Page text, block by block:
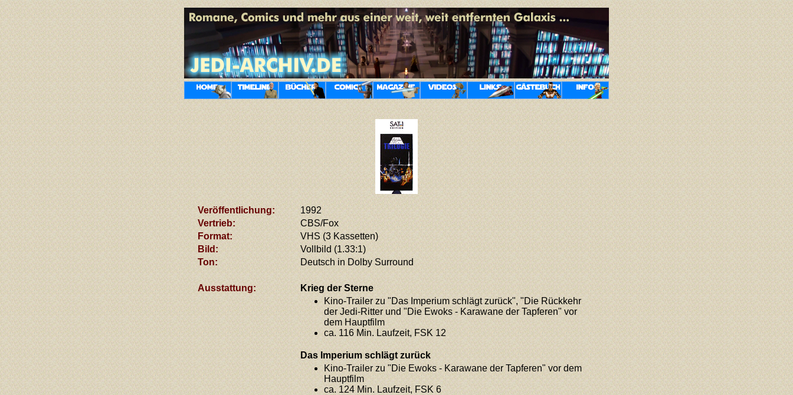
Veröffentlichung:
1992
Vertrieb:
CBS/Fox
Format:
VHS (3 Kassetten)
Bild:
Vollbild (1.33:1)
Ton:
Deutsch in Dolby Surround
Ausstattung:
Krieg der Sterne
Kino-Trailer zu "Das Imperium schlägt zurück", "Die Rückkehr
der Jedi-Ritter und "Die Ewoks - Karawane der Tapferen" vor
dem Hauptfilm
ca. 116 Min. Laufzeit, FSK 12
Das Imperium schlägt zurück
Kino-Trailer zu "Die Ewoks - Karawane der Tapferen" vor dem
Hauptfilm
ca. 124 Min. Laufzeit, FSK 6